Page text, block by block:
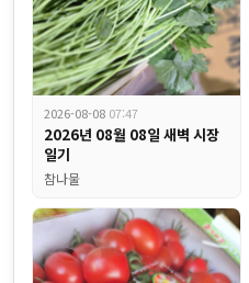
혈당 400이었던 분이 80으로
2026-08-08 07:47
2026년 08월 08일 새벽 시장
일기
참나물